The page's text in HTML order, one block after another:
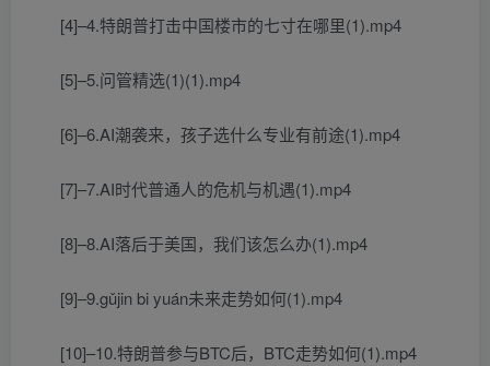
[4]–4.特朗普打击中国楼市的七寸在哪里(1).mp4
[5]–5.问管精选(1)(1).mp4
[6]–6.AI潮袭来，孩子选什么专业有前途(1).mp4
[7]–7.AI时代普通人的危机与机遇(1).mp4
[8]–8.AI落后于美国，我们该怎么办(1).mp4
[9]–9.gǔjin bi yuán未来走势如何(1).mp4
[10]–10.特朗普参与BTC后，BTC走势如何(1).mp4